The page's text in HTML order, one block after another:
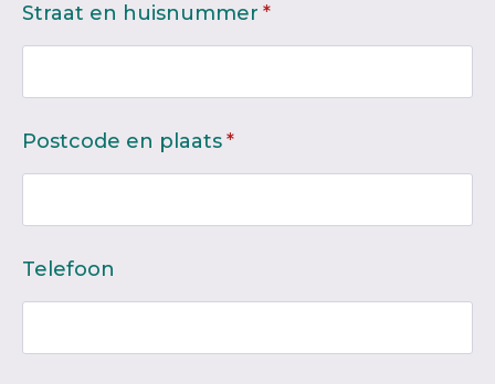
Straat en huisnummer *
Postcode en plaats*
Telefoon